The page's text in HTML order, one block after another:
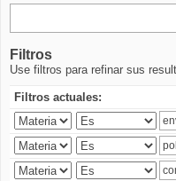
Filtros
Use filtros para refinar sus
Filtros actuales: